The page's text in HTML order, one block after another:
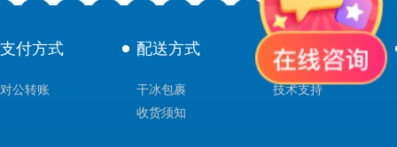
Abbexa AbD Serotec
支付方式
对公转账
配送方式
干冰包裹
收货须知
售后服务
技术支持